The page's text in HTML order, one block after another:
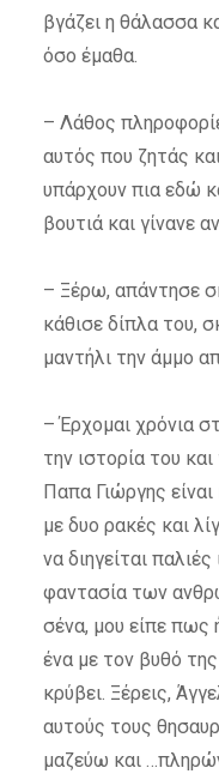
βγάζει η θάλασσα
όσο έμαθα.
– Λάθος
αυτός που ζητάς
υπάρχουν πια εδώ
βουτιά και γίνανε
– Ξέρω, απάντησε
κάθισε δίπλα του,
μαντήλι την άμμο
– Έρχομαι χρόνια
την ιστορία του
Παπα Γιώργης
με δυο ρακές και
να διηγείται
φαντασία των
σένα, μου είπε πως
ένα με τον βυθό
κρύβει. Ξέρεις,
αυτούς τους
μαζεύω και